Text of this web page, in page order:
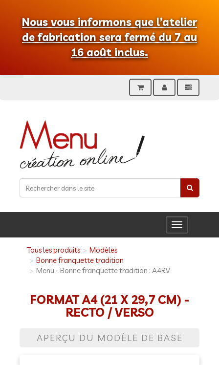
Nous vous informons que l’atelier
de fabrication sera fermé du 7 au
16 août inclus.
Toggle
navigation
Tous les produits
Modèles
Bonne franquette tradition
Menu - Bonne franquette tradition : A4RV
FORMAT A4 (21 X 29,7 CM) -
RECTO / VERSO
APERÇU DU MODÈLE DE BASE